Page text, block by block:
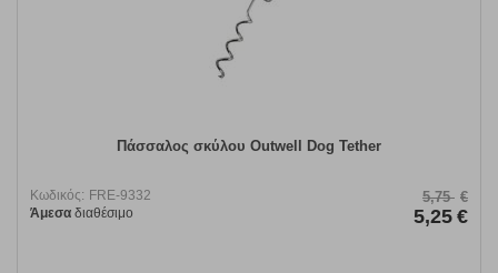
Πάσσαλος σκύλου Outwell Dog Tether
Κωδικός: FRE-9332
Άμεσα διαθέσιμο
5,75 €
5,25 €